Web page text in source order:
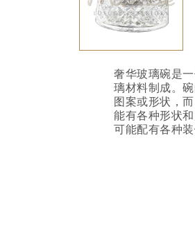
奢华玻璃碗是
璃材料制成。
图案或形状，
能有各种形状
可能配有各种